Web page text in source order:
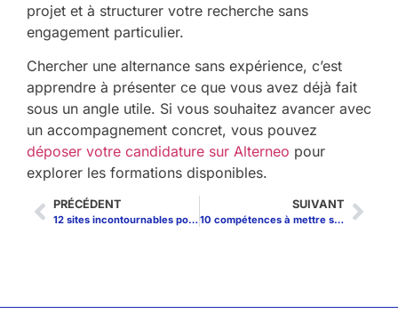
projet et à structurer votre recherche sans
engagement particulier.
Chercher une alternance sans expérience, c’est
apprendre à présenter ce que vous avez déjà fait
sous un angle utile. Si vous souhaitez avancer avec
un accompagnement concret, vous pouvez
déposer votre candidature sur Alterneo pour
explorer les formations disponibles.
PRÉCÉDENT
12 sites incontournables pour trouver une alternance plus vite
SUIVANT
10 compétences à mettre sur un CV d’alternance quand on débute